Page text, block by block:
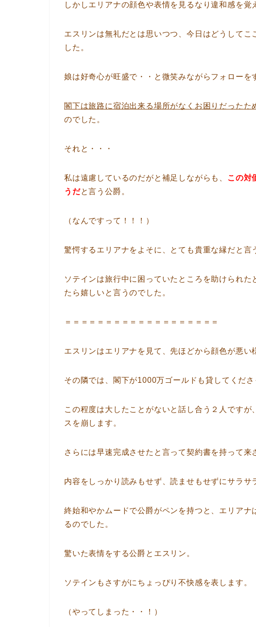
しかしエリアナの顔色や表情を見るなり違和感を覚
エスリンは無礼だとは思いつつ、今日はどうして
した。
娘は好奇心が旺盛で・・と微笑みながらフォローを
閣下は旅路に宿泊出来る場所がなくお困りだったた
のでした。
それと・・・
私は遠慮しているのだがと補足しながらも、 この対
うだと言う公爵。
（なんですって！！！）
驚愕するエリアナをよそに、とても貴重な縁だと言
ソテインは旅行中に困っていたところを助けられ
たら嬉しいと言うのでした。
＝＝＝＝＝＝＝＝＝＝＝＝＝＝＝＝＝＝＝
エスリンはエリアナを見て、先ほどから顔色が悪い
その隣では、閣下が1000万ゴールドも貸してくださ
この程度は大したことがないと話し合う２人です
スを崩します。
さらには早速完成させたと言って契約書を持って来
内容をしっかり読みもせず、読ませもせずにサラサ
終始和やかムードで公爵がペンを持つと、エリアナ
るのでした。
驚いた表情をする公爵とエスリン。
ソテインもさすがにちょっぴり不快感を表します。
（やってしまった・・！）